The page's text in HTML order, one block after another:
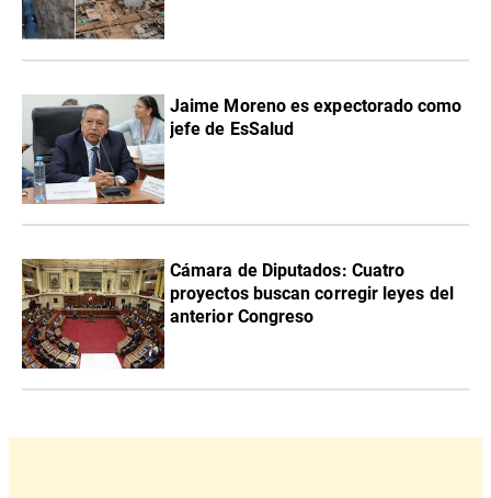
Jaime Moreno es expectorado como
jefe de EsSalud
Cámara de Diputados: Cuatro
proyectos buscan corregir leyes del
anterior Congreso